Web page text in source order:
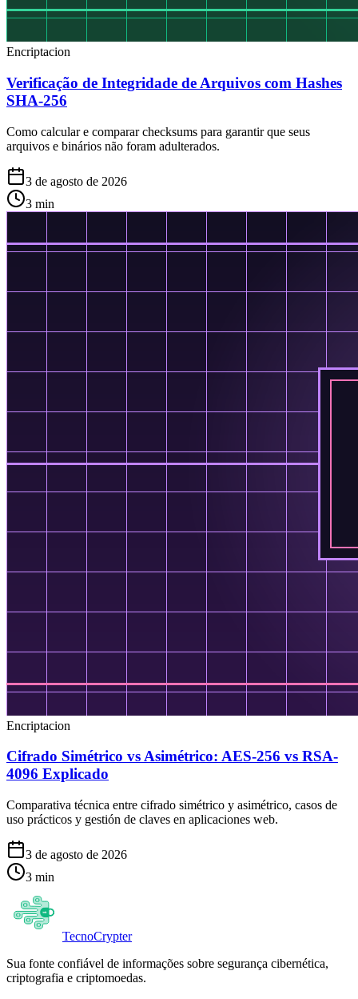
Encriptacion
Verificação de Integridade de Arquivos com Hashes
SHA-256
Como calcular e comparar checksums para garantir que seus
arquivos e binários não foram adulterados.
3 de agosto de 2026
3 min
Encriptacion
Cifrado Simétrico vs Asimétrico: AES-256 vs RSA-
4096 Explicado
Comparativa técnica entre cifrado simétrico y asimétrico, casos de
uso prácticos y gestión de claves en aplicaciones web.
3 de agosto de 2026
3 min
TecnoCrypter
Sua fonte confiável de informações sobre segurança cibernética,
criptografia e criptomoedas.